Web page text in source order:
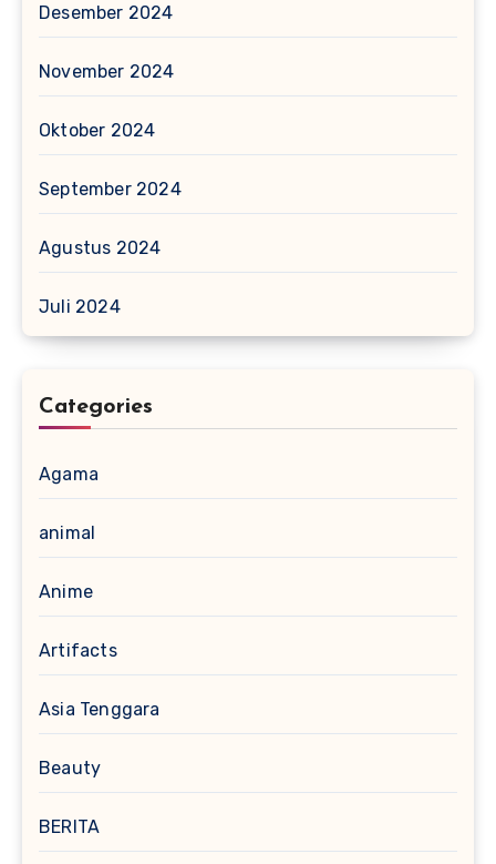
Desember 2024
November 2024
Oktober 2024
September 2024
Agustus 2024
Juli 2024
Categories
Agama
animal
Anime
Artifacts
Asia Tenggara
Beauty
BERITA